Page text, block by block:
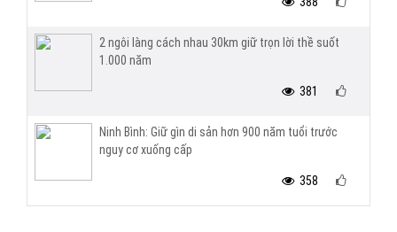
2 ngôi làng cách nhau 30km giữ trọn lời thề suốt
1.000 năm
381
Ninh Bình: Giữ gìn di sản hơn 900 năm tuổi trước
nguy cơ xuống cấp
358